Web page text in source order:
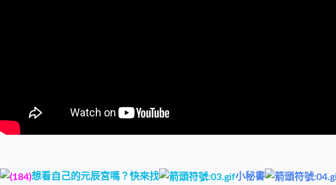
想看自己的元辰宮嗎？快來找 小秘書